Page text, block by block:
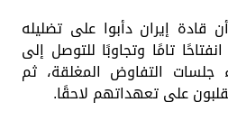
قادة إيران دأبوا على تضليله
تامًا وتجاوبًا للتوصل إلى
جلسات التفاوض المغلقة، ثم
على تعهداتهم لاحقًا.